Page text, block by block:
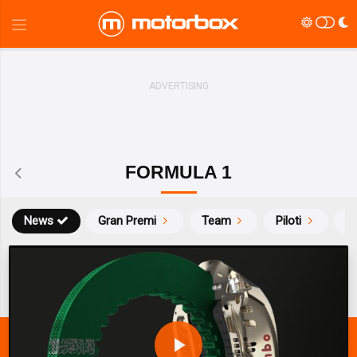
FORMULA 1
News Gran Premi Team Piloti